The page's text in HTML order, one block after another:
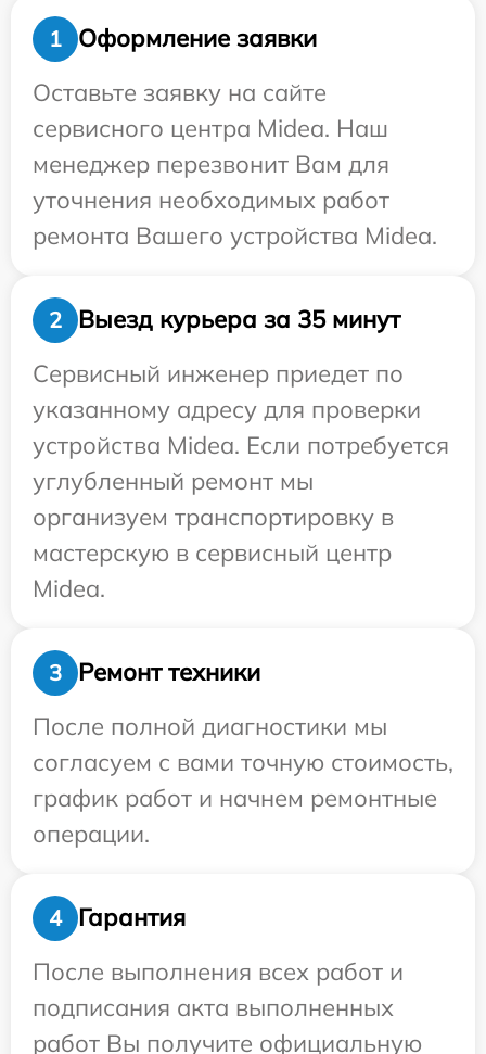
1
Оформление заявки
Оставьте заявку на сайте
сервисного центра Midea. Наш
менеджер перезвонит Вам для
уточнения необходимых работ
ремонта Вашего устройства Midea.
2
Выезд курьера за 35 минут
Сервисный инженер приедет по
указанному адресу для проверки
устройства Midea. Если потребуется
углубленный ремонт мы
организуем транспортировку в
мастерскую в сервисный центр
Midea.
3
Ремонт техники
После полной диагностики мы
согласуем с вами точную стоимость,
график работ и начнем ремонтные
операции.
4
Гарантия
После выполнения всех работ и
подписания акта выполненных
работ Вы получите официальную